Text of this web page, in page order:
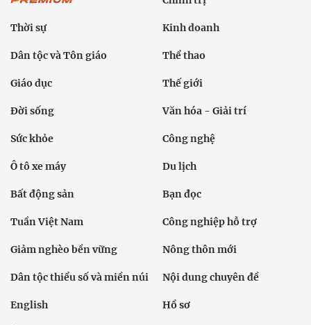
Thời sự Kinh doanh
Dân tộc và Tôn giáo Thể thao
Giáo dục Thế giới
Đời sống Văn hóa - Giải trí
Sức khỏe Công nghệ
Ô tô xe máy Du lịch
Bất động sản Bạn đọc
Tuần Việt Nam Công nghiệp hỗ trợ
Giảm nghèo bền vững Nông thôn mới
Dân tộc thiểu số và miền núi Nội dung chuyên đề
English Hồ sơ